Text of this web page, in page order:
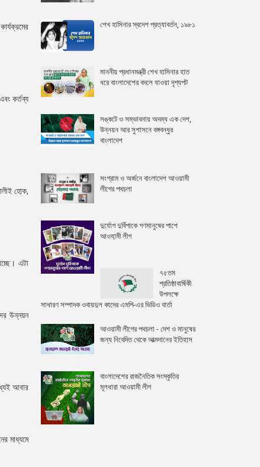
কর্তব্য
হোক,
এটা
উন্নয়ন
আবার
মাধ্যমে
শেখ হাসিনার স্বদেশ প্রত্যাবর্তন, ১৯৮১
মাননীয় প্রধানমন্ত্রী শেখ হাসিনার হাত
ধরে বাংলাদেশের বদলে যাওয়া দৃশ্যপট
সঙ্কটে ও সম্ভাবনায় অদম্য এক দেশ,
উন্নয়ন আর সুশাসনে বঙ্গবন্ধুর
বাংলাদেশ
সংগ্রাম ও অর্জনে বাংলাদেশ আওয়ামী
লীগের পথচলা
দুর্যোগ দুর্বিপাকে গণমানুষের পাশে
আওযা়মী লীগ
৭৫তম
প্রতিষ্ঠাবার্ষিকী
উপলক্ষে
সাধারণ সম্পাদক ওবায়দুল কাদের এমপি-এর ভিডিও বার্তা
আওয়ামী লীগের পথচলা - দেশ ও মানুষের
জন্য নিবেদিত থেকে আত্মদানের ইতিহাস
বাংলাদেশের রাজনৈতিক সংস্কৃতির
মূলধারা আওয়ামী লীগ